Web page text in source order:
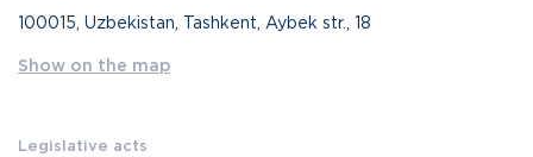
100015, Uzbekistan, Tashkent, Aybek str., 18
Show on the map
Legislative acts